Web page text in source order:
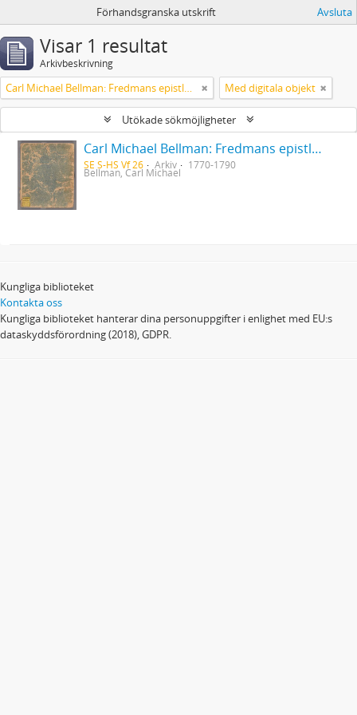
Förhandsgranska utskrift Avsluta
Visar 1 resultat
Arkivbeskrivning
Carl Michael Bellman: Fredmans epistlar [Nechers ex.]. Ep. 1-50 Med digitala objekt
Utökade sökmöjligheter
Carl Michael Bellman: Fredmans epistlar [Nechers ex.]. Ep. 1-50
SE S-HS Vf 26 Arkiv 1770-1790
Bellman, Carl Michael
Kungliga biblioteket
Kontakta oss
Kungliga biblioteket hanterar dina personuppgifter i enlighet med EU:s
dataskyddsförordning (2018), GDPR.